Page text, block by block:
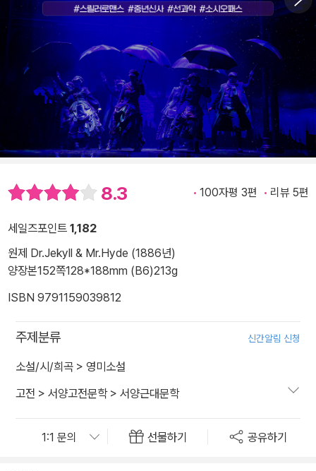
8.3 100자평 3편 리뷰 5편
세일즈포인트 1,182
원제 Dr.Jekyll & Mr.Hyde (1886년)
양장본152쪽128*188mm (B6)213g
ISBN 9791159039812
주제분류 신간알림 신청
소설/시/희곡 > 영미소설
고전 > 서양고전문학> 서양근대문학
선물하기 공유하기